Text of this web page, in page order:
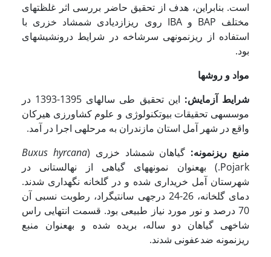
است. بنابراین، هدف از تحقیق حاضر بررسی اثر غلظت­های
مختلف BAP و IBA روی ریزازدیادی شمشاد خزری با
استفاده از ریزنمونه­ی سرشاخه در شرایط درون­شیشه­ای
بود.
مواد و روشها
شرایط آزمایش:
این تحقیق طی سال­های 1395-1393 در
موسسه­ی تحقیقات بیوتکنولوژی و علوم کشاورزی هیرکان
واقع در شهر آمل استان مازندران به مرحله­ی اجرا در آمد.
منبع ریزنمونه: گیاهان شمشاد خزری (Buxus hyrcana
Pojark.) به­عنوان نمونه­های گیاهی از نهالستانی در
شهرستان آمل خریداری شده و در گلخانه نگهداری شدند.
دمای گلخانه، 26-24 درجه­ی سانتی­گراد، رطوبت نسبی آن
70 درصد و نور مورد نیاز طبیعی بود. قسمت انتهایی راس
شاخه­ی گیاهان دو ساله، بریده شده و به­عنوان منبع
ریزنمونه ضدعفونی شدند.